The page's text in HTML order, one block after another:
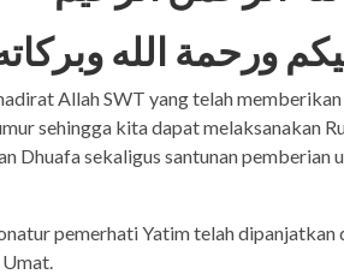
ورحمة الله
Allah SWT yang telah
sehingga kita dapat melaksanakan
Dhuafa sekaligus santunan pemberian
pemerhati Yatim telah
Umat.